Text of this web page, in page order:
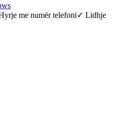
me numër telefoni✓ Lidhje